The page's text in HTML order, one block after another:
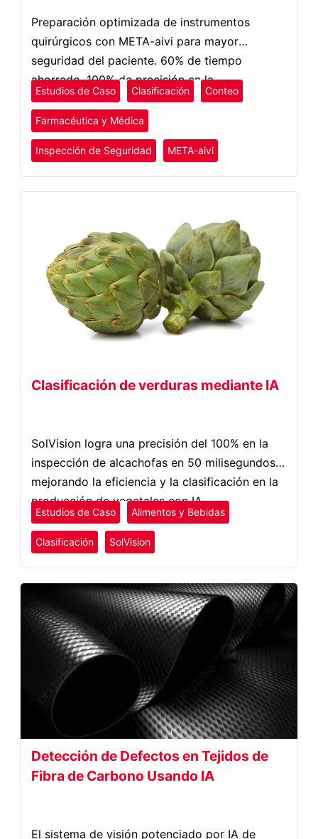
Preparación optimizada de instrumentos
quirúrgicos con META-aivi para mayor
seguridad del paciente. 60% de tiempo
ahorrado. 100% de precisión en la
identificación de elementos.
Estudios de Caso Clasificación Conteo
Farmacéutica y Médica
Inspección de Seguridad META-aivi
Clasificación de verduras mediante IA
SolVision logra una precisión del 100% en la
inspección de alcachofas en 50 milisegundos,
mejorando la eficiencia y la clasificación en la
producción de vegetales con IA.
Estudios de Caso Alimentos y Bebidas
Clasificación SolVision
Detección de Defectos en Tejidos de
Fibra de Carbono Usando IA
El sistema de visión potenciado por IA de